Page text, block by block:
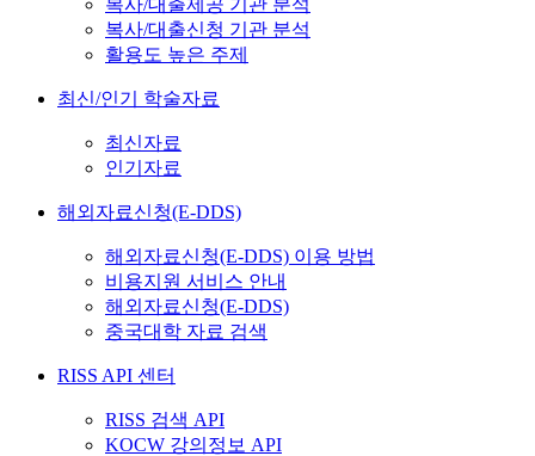
복사/대출제공 기관 분석
복사/대출신청 기관 분석
활용도 높은 주제
최신/인기 학술자료
최신자료
인기자료
해외자료신청(E-DDS)
해외자료신청(E-DDS) 이용 방법
비용지원 서비스 안내
해외자료신청(E-DDS)
중국대학 자료 검색
RISS API 센터
RISS 검색 API
KOCW 강의정보 API